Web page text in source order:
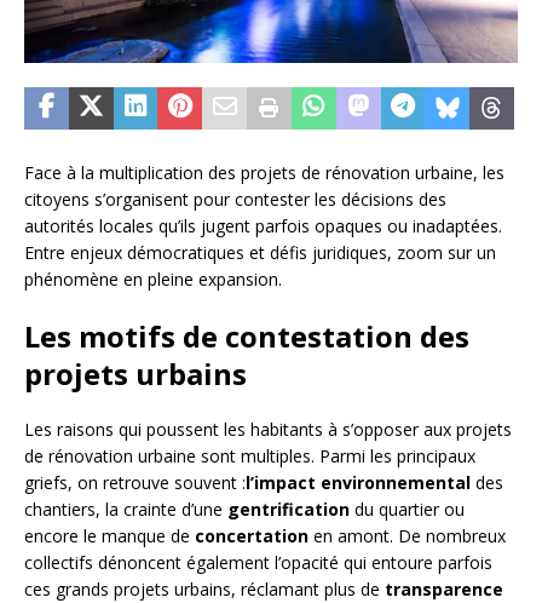
Face à la multiplication des projets de rénovation urbaine, les
citoyens s’organisent pour contester les décisions des
autorités locales qu’ils jugent parfois opaques ou inadaptées.
Entre enjeux démocratiques et défis juridiques, zoom sur un
phénomène en pleine expansion.
Les motifs de contestation des
projets urbains
Les raisons qui poussent les habitants à s’opposer aux projets
de rénovation urbaine sont multiples. Parmi les principaux
griefs, on retrouve souvent :l’impact environnemental des
chantiers, la crainte d’une gentrification du quartier ou
encore le manque de concertation en amont. De nombreux
collectifs dénoncent également l’opacité qui entoure parfois
ces grands projets urbains, réclamant plus de transparence